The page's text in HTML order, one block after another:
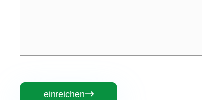
einreichen